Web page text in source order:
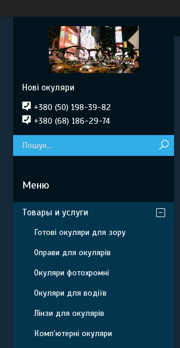
Нові окуляри
+380 (50) 198-39-82
+380 (68) 186-29-74
Товары и услуги
Готові окуляри для зору
Оправи для окулярів
Окуляри фотохромні
Окуляри для водіїв
Лінзи для окулярів
Комп'ютерні окуляри